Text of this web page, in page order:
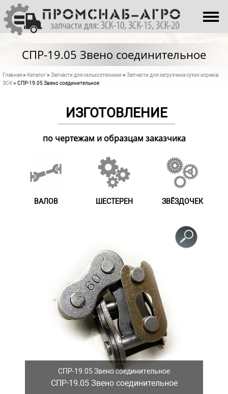
Перейти к основному содержанию
О НАС
КАТАЛОГ
ПРОИЗВОДСТВО
КОНТАКТЫ
СПР-19.05 Звено соединительное
Вы здесь
Главная» Каталог» Запчасти для сельхозтехники » Запчасти для загрузчика сухих кормов
ЗСК» СПР-19.05 Звено соединительное
ИЗГОТОВЛЕНИЕ
по чертежам и образцам заказчика
ВАЛОВ ШЕСТЕРЕН ЗВЁЗДОЧЕК
СПР-19.05 Звено соединительное
СПР-19.05 Звено соединительное